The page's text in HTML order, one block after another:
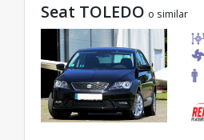
Seat TOLEDO o similar